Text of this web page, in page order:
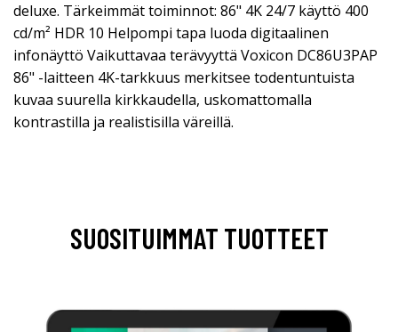
deluxe. Tärkeimmät toiminnot: 86" 4K 24/7 käyttö 400
cd/m² HDR 10 Helpompi tapa luoda digitaalinen
infonäyttö Vaikuttavaa terävyyttä Voxicon DC86U3PAP
86" -laitteen 4K-tarkkuus merkitsee todentuntuista
kuvaa suurella kirkkaudella, uskomattomalla
kontrastilla ja realistisilla väreillä.
SUOSITUIMMAT TUOTTEET